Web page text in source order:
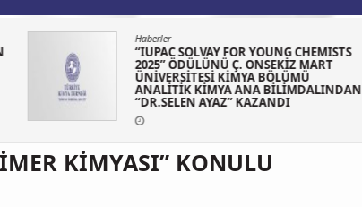
Haberler
“IUPAC SOLVAY FOR YOUNG CHEMISTS
2025” ÖDÜLÜNÜ Ç. ONSEKİZ MART
ÜNİVERSİTESİ KİMYA BÖLÜMÜ
ANALİTİK KİMYA ANA BİLİMDALINDAN
“DR.SELEN AYAZ” KAZANDI
KİMYASI” KONULU